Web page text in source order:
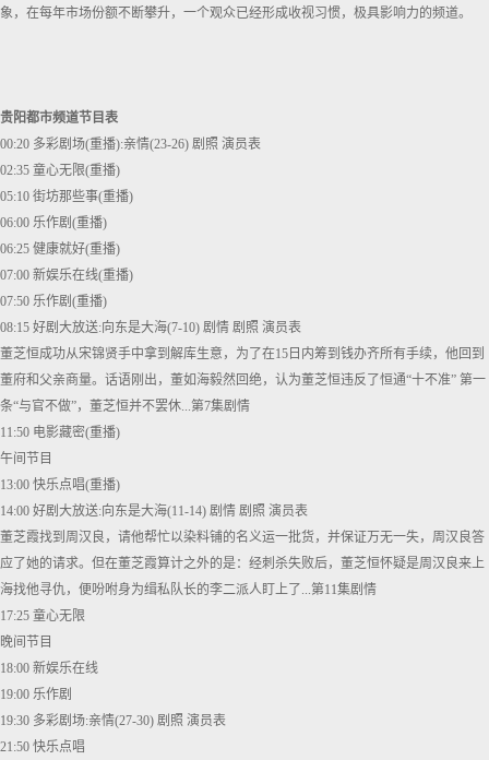
象，在每年市场份额不断攀升，一个观众已经形成收视习惯，极具影响力的频道。
贵阳都市频道节目表
00:20 多彩剧场(重播):亲情(23-26) 剧照 演员表
02:35 童心无限(重播)
05:10 街坊那些事(重播)
06:00 乐作剧(重播)
06:25 健康就好(重播)
07:00 新娱乐在线(重播)
07:50 乐作剧(重播)
08:15 好剧大放送:向东是大海(7-10) 剧情 剧照 演员表
董芝恒成功从宋锦贤手中拿到解库生意，为了在15日内筹到钱办齐所有手续，他回到
董府和父亲商量。话语刚出，董如海毅然回绝，认为董芝恒违反了恒通“十不准” 第一
条“与官不做”，董芝恒并不罢休...第7集剧情
11:50 电影藏密(重播)
午间节目
13:00 快乐点唱(重播)
14:00 好剧大放送:向东是大海(11-14) 剧情 剧照 演员表
董芝霞找到周汉良，请他帮忙以染料铺的名义运一批货，并保证万无一失，周汉良答
应了她的请求。但在董芝霞算计之外的是：经刺杀失败后，董芝恒怀疑是周汉良来上
海找他寻仇，便吩咐身为缉私队长的李二派人盯上了...第11集剧情
17:25 童心无限
晚间节目
18:00 新娱乐在线
19:00 乐作剧
19:30 多彩剧场:亲情(27-30) 剧照 演员表
21:50 快乐点唱